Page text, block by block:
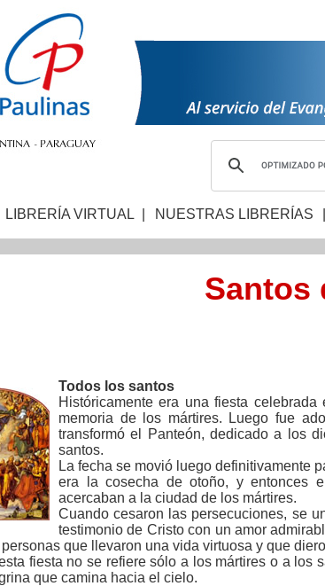
LIBRERÍA VIRTUAL NUESTRAS LIBRERÍAS
Santos
Todos los santos
Históricamente era una fiesta
memoria de los mártires. Luego fue
transformó el Panteón, dedicado a los
santos.
La fecha se movió luego definitivamente
era la cosecha de otoño, y entonces
acercaban a la ciudad de los mártires.
Cuando cesaron las persecuciones, se
testimonio de Cristo con un amor
que llevaron una vida virtuosa y que
fiesta no se refiere sólo a los mártires o a
que camina hacia el cielo.